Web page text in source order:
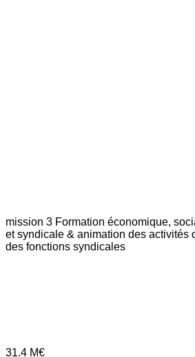
mission 3 Formation économique,
et syndicale & animation des activités
des fonctions syndicales
31.4 M€